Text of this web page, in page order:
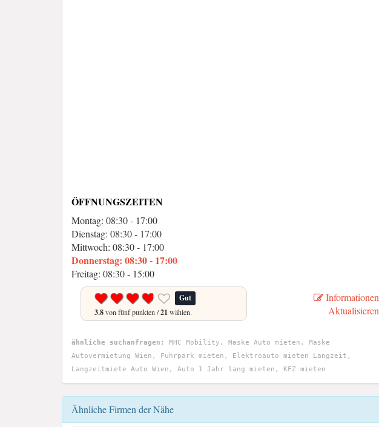
ÖFFNUNGSZEITEN
Montag: 08:30 - 17:00
Dienstag: 08:30 - 17:00
Mittwoch: 08:30 - 17:00
Donnerstag: 08:30 - 17:00
Freitag: 08:30 - 15:00
Gut
3.8von fünf punkten /21 wählen.
Informationen
Aktualisieren
ähnliche suchanfragen:
MHC Mobility, Maske Auto mieten, Maske
Autovermietung Wien, Fuhrpark mieten, Elektroauto mieten Langzeit,
Langzeitmiete Auto Wien, Auto 1 Jahr lang mieten, KFZ mieten
Ähnliche Firmen der Nähe